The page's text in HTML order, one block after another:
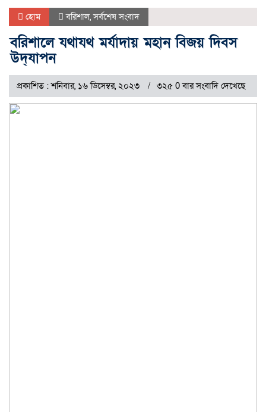
হোম বরিশাল,সর্বশেষ সংবাদ
বরিশালে যথাযথ মর্যাদায় মহান বিজয় দিবস
উদ্‌যাপন
প্রকাশিত : শনিবার, ১৬ ডিসেম্বর, ২০২৩ ৩২৫ 0 বার সংবাদি দেখেছে